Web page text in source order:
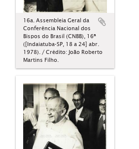
16a. Assembleia Geral da
Conferência Nacional dos
Bispos do Brasil (CNBB), 16ª
([Indaiatuba-SP, 18 a 24] abr.
1978). / Crédito: João Roberto
Martins Filho.